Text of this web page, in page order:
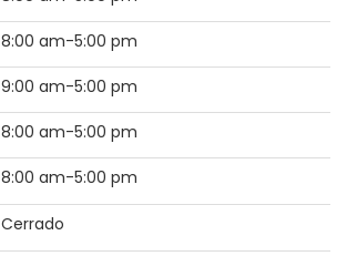
8:00 am-5:00 pm
9:00 am-5:00 pm
8:00 am-5:00 pm
8:00 am-5:00 pm
Cerrado